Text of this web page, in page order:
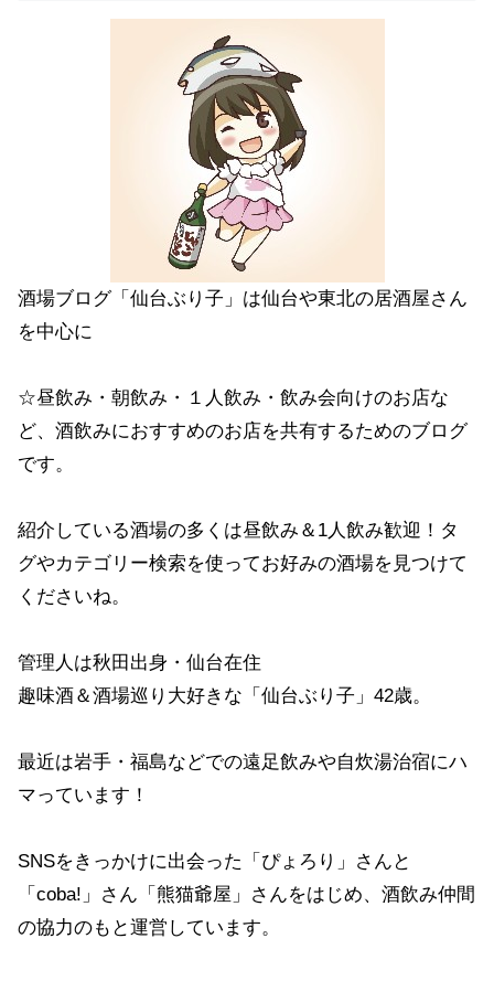
酒場ブログ「仙台ぶり子」は仙台や東北の居酒屋さん
を中心に
☆昼飲み・朝飲み・１人飲み・飲み会向けのお店な
ど、酒飲みにおすすめのお店を共有するためのブログ
です。
紹介している酒場の多くは昼飲み＆1人飲み歓迎！タ
グやカテゴリー検索を使ってお好みの酒場を見つけて
くださいね。
管理人は秋田出身・仙台在住
趣味酒＆酒場巡り大好きな「仙台ぶり子」42歳。
最近は岩手・福島などでの遠足飲みや自炊湯治宿にハ
マっています！
SNSをきっかけに出会った「ぴょろり」さんと
「coba!」さん「熊猫爺屋」さんをはじめ、酒飲み仲間
の協力のもと運営しています。